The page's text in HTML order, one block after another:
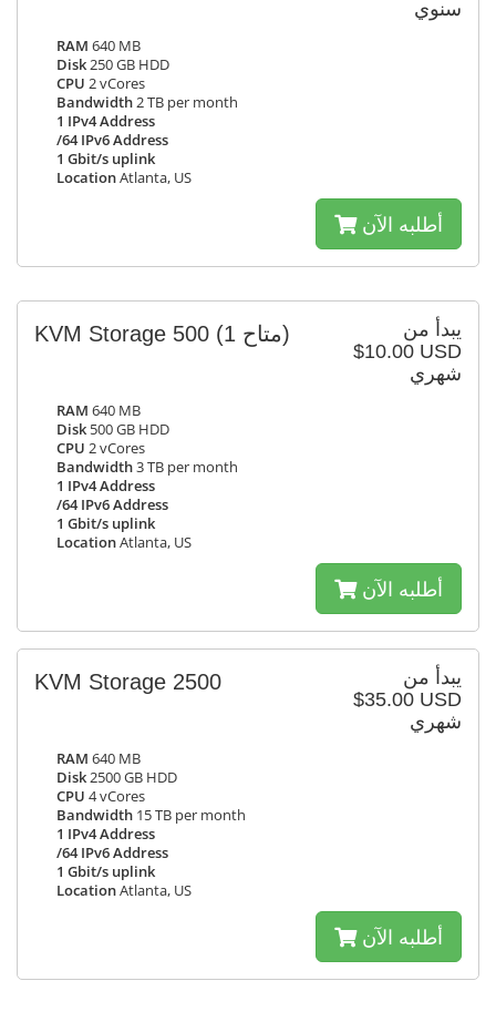
سنوي
RAM 640 MB
Disk250 GB HDD
CPU 2 vCores
Bandwidth2 TB per month
1 IPv4 Address
/64 IPv6 Address
1 Gbit/s uplink
LocationAtlanta, US
أطلبه الآن
يبدأ من
$10.00 USD
شهري
KVM Storage 500 (1 متاح)
RAM 640 MB
Disk 500 GB HDD
CPU 2 vCores
Bandwidth3 TB per month
1 IPv4 Address
/64 IPv6 Address
1 Gbit/s uplink
LocationAtlanta, US
أطلبه الآن
يبدأ من
$35.00 USD
شهري
KVM Storage 2500
RAM 640 MB
Disk2500 GB HDD
CPU 4 vCores
Bandwidth 15 TB per month
1 IPv4 Address
/64 IPv6 Address
1 Gbit/s uplink
LocationAtlanta, US
أطلبه الآن